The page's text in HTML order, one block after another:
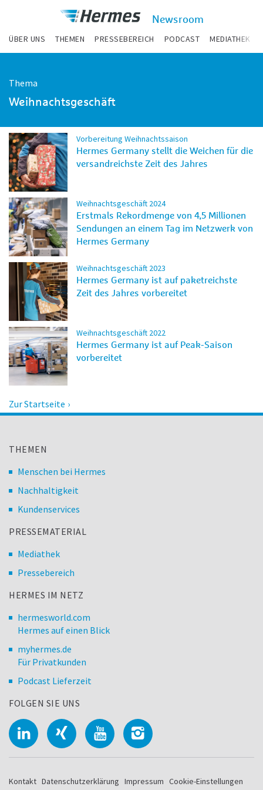
Newsroom
ÜBER UNS THEMEN PRESSEBEREICH PODCAST MEDIATHEK
Thema
Weihnachtsgeschäft
Vorbereitung Weihnachtssaison
Hermes Germany stellt die Weichen für die
versandreichste Zeit des Jahres
Weihnachtsgeschäft 2024
Erstmals Rekordmenge von 4,5 Millionen
Sendungen an einem Tag im Netzwerk von
Hermes Germany
Weihnachtsgeschäft 2023
Hermes Germany ist auf paketreichste
Zeit des Jahres vorbereitet
Weihnachtsgeschäft 2022
Hermes Germany ist auf Peak-Saison
vorbereitet
Zur Startseite
THEMEN
Menschen bei Hermes
Nachhaltigkeit
Kundenservices
PRESSEMATERIAL
Mediathek
Pressebereich
HERMES IM NETZ
hermesworld.com
Hermes auf einen Blick
myhermes.de
Für Privatkunden
Podcast Lieferzeit
FOLGEN SIE UNS
Kontakt Datenschutzerklärung Impressum Cookie-Einstellungen